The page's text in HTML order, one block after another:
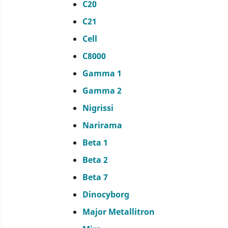
C20
C21
Cell
C8000
Gamma 1
Gamma 2
Nigrissi
Narirama
Beta 1
Beta 2
Beta 7
Dinocyborg
Major Metallitron